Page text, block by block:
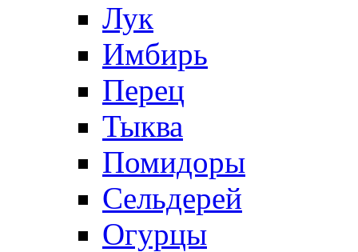
Лук
Имбирь
Перец
Тыква
Помидоры
Сельдерей
Огурцы